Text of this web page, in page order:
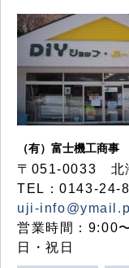
（有）富士機工商事
〒051-0033 北
TEL：0143-24-
uji-
営業時間：9:00
日・祝日